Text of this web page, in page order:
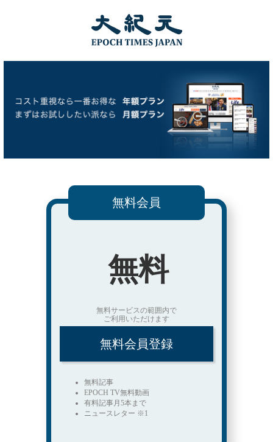
無料会員
無料
無料サービスの範囲内で
ご利用いただけます
無料会員登録
無料記事
EPOCH TV無料動画
有料記事月5本まで
ニュースレター ※1